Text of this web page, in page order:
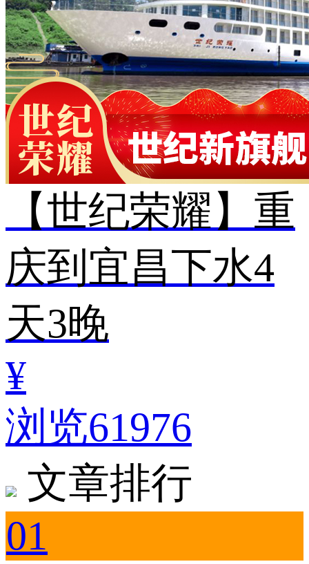
【世纪荣耀】重
庆到宜昌下水4
天3晚
¥
浏览61976
文章排行
01